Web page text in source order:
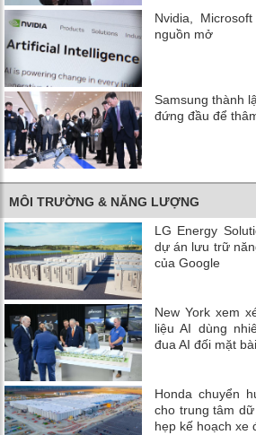
Nvidia,
nguồn mở
Samsung thành
đứng đầu để
MÔI TRƯỜNG & NĂNG LƯỢNG
LG Energy
dự án lưu trữ
của Google
New York xem
liệu AI dùng
đua AI đối mặt
Honda chuyển
cho trung tâm
hẹp kế hoạch xe